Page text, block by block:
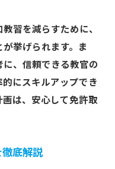
習を減らすために、
挙げられます。ま
、信頼できる教官の
にスキルアップでき
は、安心して免許取
底解説